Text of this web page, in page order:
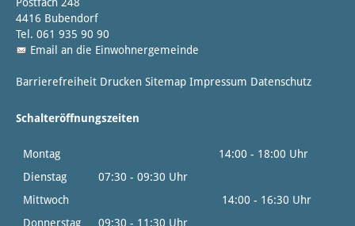
4416 Bubendorf
Tel. 061 935 90 90
Email an die Einwohnergemeinde
Barrierefreiheit Drucken Sitemap Impressum Datenschutz
Schalteröffnungszeiten
Montag
14:00 - 18:00 Uhr
Dienstag
07:30 - 09:30 Uhr
Mittwoch
14:00 - 16:30 Uhr
Donnerstag
09:30 - 11:30 Uhr